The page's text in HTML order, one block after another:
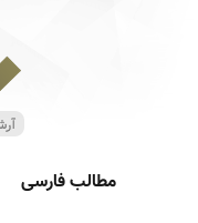
مطالب فارسی